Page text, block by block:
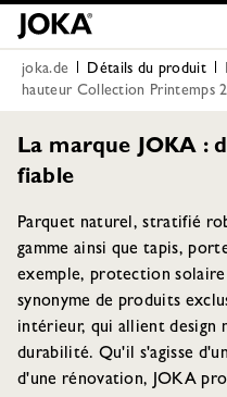
joka.de Détails du produit
hauteur Collection Printemps
La marque JOKA :
fiable
Parquet naturel, stratifié
gamme ainsi que tapis,
exemple, protection
synonyme de produits
intérieur, qui allient design
durabilité. Qu'il s'agisse
d'une rénovation, JOKA